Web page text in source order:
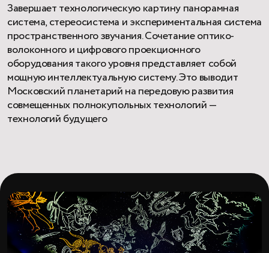
Завершает технологическую картину панорамная
система, стереосистема и экспериментальная система
пространственного звучания. Сочетание оптико-
волоконного и цифрового проекционного
оборудования такого уровня представляет собой
мощную интеллектуальную систему. Это выводит
Московский планетарий на передовую развития
совмещенных полнокупольных технологий —
технологий будущего